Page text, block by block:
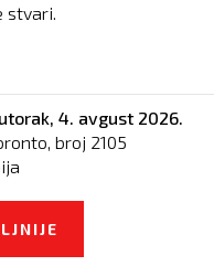
stvari.
utorak, 4. avgust 2026.
broj 2105